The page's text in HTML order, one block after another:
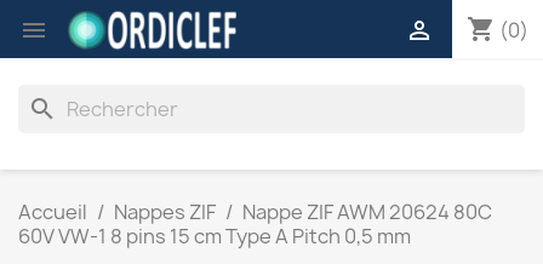
 shopping_cart (0)

search
Accueil Nappes ZIF
Nappe ZIF AWM 20624 80C
60V VW-1 8 pins 15 cm Type A Pitch 0,5 mm